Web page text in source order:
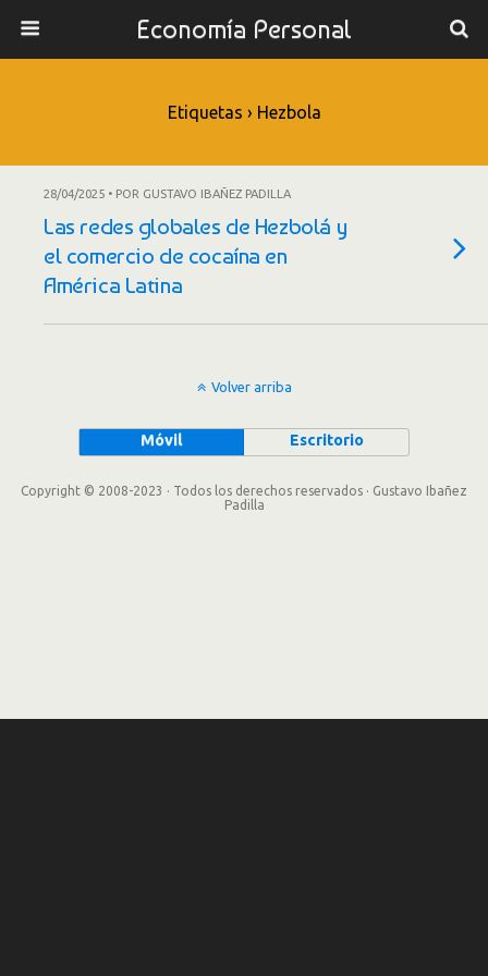
Economía Personal
Etiquetas › Hezbola
28/04/2025 • POR GUSTAVO IBAÑEZ PADILLA
Las redes globales de Hezbolá y
el comercio de cocaína en
América Latina
Volver arriba
Móvil Escritorio
Copyright © 2008-2023 · Todos los derechos reservados · Gustavo Ibañez
Padilla